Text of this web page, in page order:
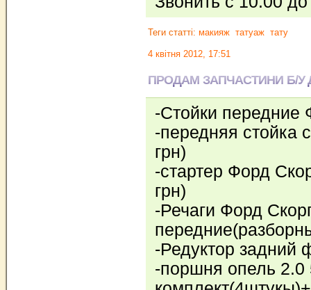
Теги статті: макияж татуаж тату
4 квітня 2012, 17:51
ПРОДАМ ЗАПЧАСТИНИ Б/У
-Стойки передние
-передняя стойка
грн)
-стартер Форд
грн)
-Речаги Форд
-Редуктор задний
-поршня опель 2.0